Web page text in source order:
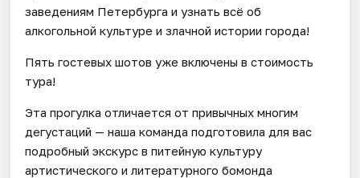
заведениям Петербурга и узнать всё об
алкогольной культуре и злачной истории города!
Пять гостевых шотов уже включены в стоимость
тура!
Эта прогулка отличается от привычных многим
дегустаций — наша команда подготовила для вас
подробный экскурс в питейную культуру
артистического и литературного бомонда